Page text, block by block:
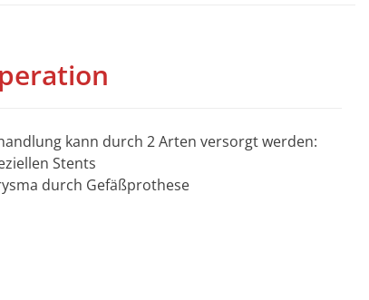
kann durch 2 Arten versorgt werden:
Stents
durch Gefäßprothese